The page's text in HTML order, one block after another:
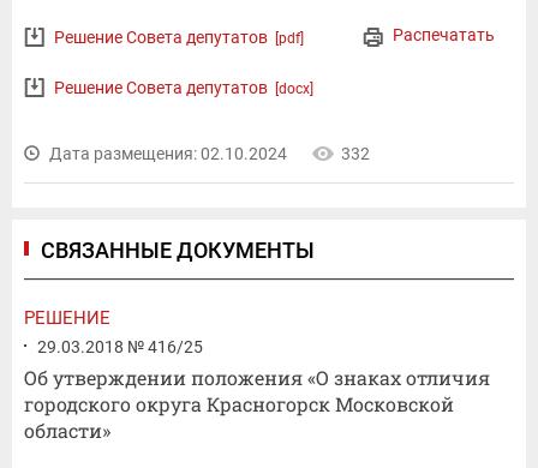
Распечатать
Решение Совета депутатов [pdf]
Решение Совета депутатов [docx]
Дата размещения: 02.10.2024 332
СВЯЗАННЫЕ ДОКУМЕНТЫ
РЕШЕНИЕ
29.03.2018 № 416/25
Об утверждении положения «О знаках отличия
городского округа Красногорск Московской
области»